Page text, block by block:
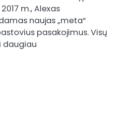
m., Alexas
naujas „meta“
pasakojimus. Visų
daugiau